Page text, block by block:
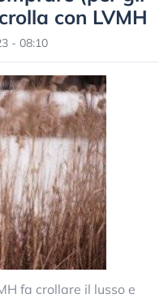
con LVMH
- 08:10
fa crollare il lusso e